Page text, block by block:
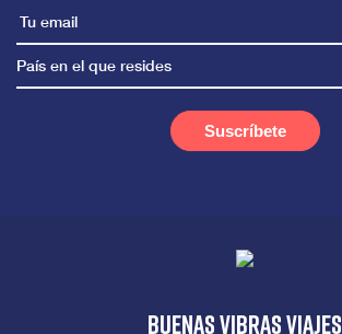
País en el que resides
Buenas vibras viajes